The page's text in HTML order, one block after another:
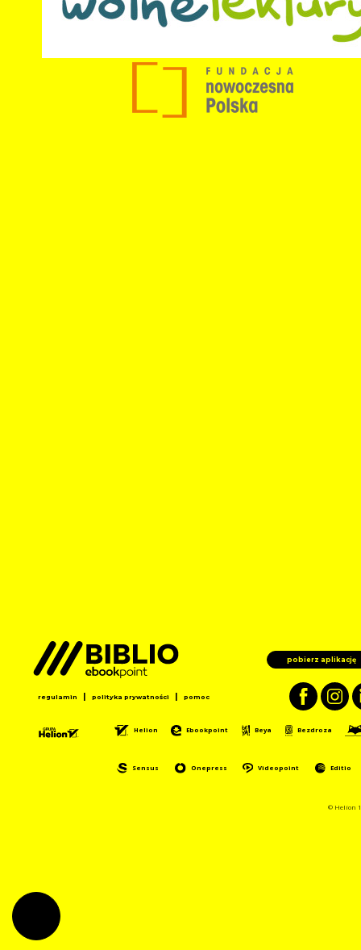
pobierz aplikację
regulamin | polityka prywatności | pomoc
Helion Ebookpoint Beya Bezdroza
Sensus Onepress Videopoint Editio
© Helion